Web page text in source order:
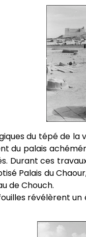
du tépé de la
du palais
Durant ces
Palais du
de Chouch.
révélèrent